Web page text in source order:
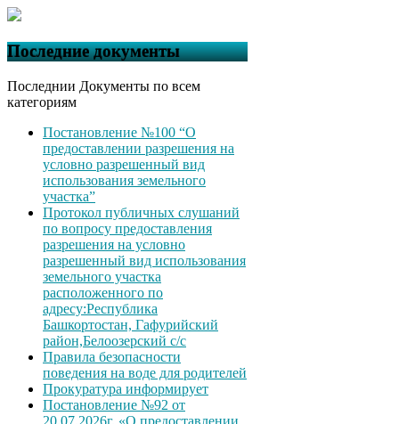
Последние документы
Последнии Документы по всем
категориям
Постановление №100 “О
предоставлении разрешения на
условно разрешенный вид
использования земельного
участка”
Протокол публичных слушаний
по вопросу предоставления
разрешения на условно
разрешенный вид использования
земельного участка
расположенного по
адресу:Республика
Башкортостан, Гафурийский
район,Белоозерский с/с
Правила безопасности
поведения на воде для родителей
Прокуратура информирует
Постановление №92 от
20.07.2026г. «О предоставлении